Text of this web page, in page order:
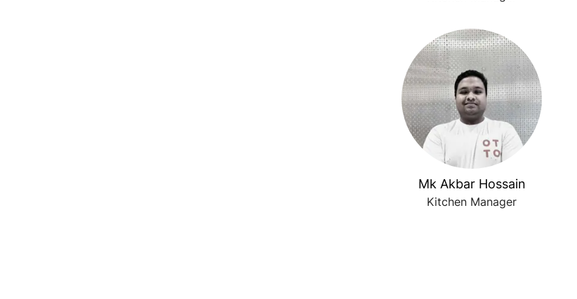
Mk Akbar Hossain
Kitchen Manager